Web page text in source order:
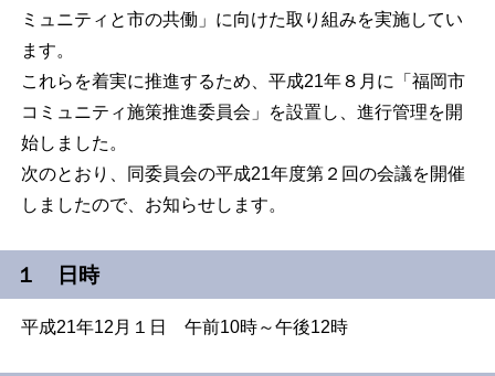
ミュニティと市の共働」に向けた取り組みを実施してい
ます。
これらを着実に推進するため、平成21年８月に「福岡市
コミュニティ施策推進委員会」を設置し、進行管理を開
始しました。
次のとおり、同委員会の平成21年度第２回の会議を開催
しましたので、お知らせします。
１ 日時
平成21年12月１日 午前10時～午後12時